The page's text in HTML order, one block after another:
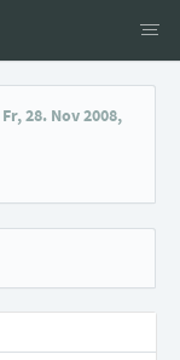
Fr, 28. Nov 2008,